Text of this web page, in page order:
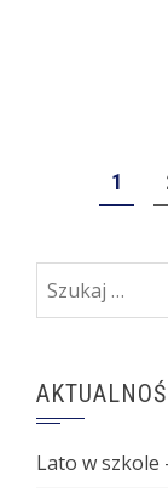
WPISÓW
1
Szukaj:
Lato w szkole